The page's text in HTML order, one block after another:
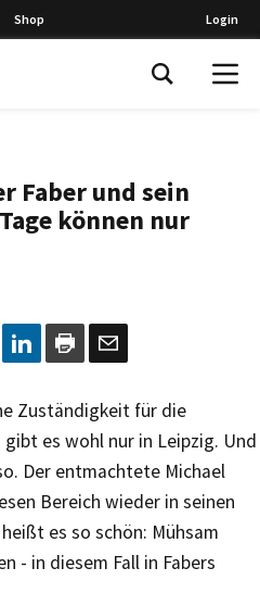
Shop Login
Faber und sein
können nur
Zuständigkeit für die
es wohl nur in Leipzig. Und
Der entmachtete Michael
Bereich wieder in seinen
es so schön: Mühsam
- in diesem Fall in Fabers